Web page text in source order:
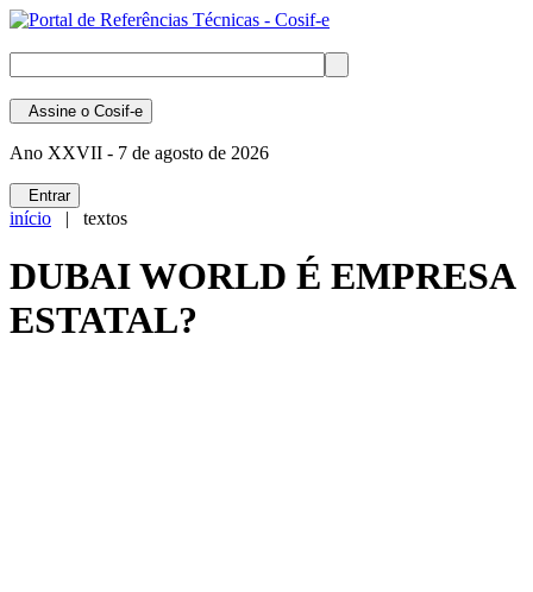
Assine o Cosif-e
Ano XXVII - 7 de agosto de 2026
Entrar
início | textos
DUBAI WORLD É EMPRESA
ESTATAL?